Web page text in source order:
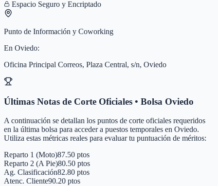
Espacio Seguro y Encriptado
Punto de Información y Coworking
En Oviedo:
Oficina Principal Correos, Plaza Central, s/n, Oviedo
Últimas Notas de Corte Oficiales • Bolsa Oviedo
A continuación se detallan los puntos de corte oficiales requeridos
en la última bolsa para acceder a puestos temporales en Oviedo.
Utiliza estas métricas reales para evaluar tu puntuación de méritos:
Reparto 1 (Moto)87.50 ptos
Reparto 2 (A Pie)80.50 ptos
Ag. Clasificación82.80 ptos
Atenc. Cliente90.20 ptos